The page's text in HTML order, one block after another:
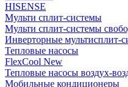
HISENSE
Мульти сплит-системы
Мульти сплит-системы
Инверторные
Тепловые насосы
FlexCool New
Тепловые насосы воздух-
Мобильные кондиционеры